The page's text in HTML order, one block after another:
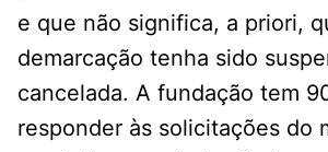
e que não significa, a priori,
demarcação tenha sido
cancelada. A fundação tem
responder às solicitações do